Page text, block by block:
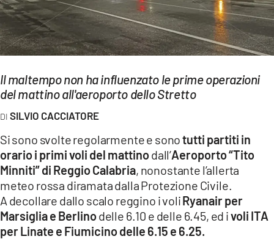
SPORT
Streaming
LAC TV
LaC
Network
LACPLAY.IT
LACTV.IT
Il maltempo non ha influenzato le prime operazioni
del mattino all'aeroporto dello Stretto
SILVIO CACCIATORE
Si sono svolte regolarmente e sonotutti partiti in
orario i primi voli del mattinodall’Aeroporto “Tito
Minniti” di Reggio Calabria, nonostante l’allerta
meteo rossa diramata dalla Protezione Civile.
A decollare dallo scalo reggino i voliRyanair per
Marsiglia e Berlinodelle 6.10 e delle 6.45, ed ivoli ITA
per Linate e Fiumicino delle 6.15 e 6.25.